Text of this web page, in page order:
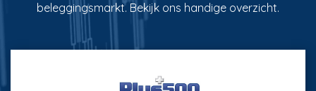
beleggingsmarkt. Bekijk ons handige overzicht.